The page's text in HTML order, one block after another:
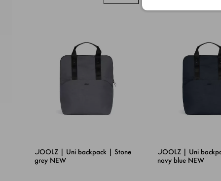
JOOLZ | Uni backpack | Stone
grey NEW
JOOLZ | Uni
navy blue NEW